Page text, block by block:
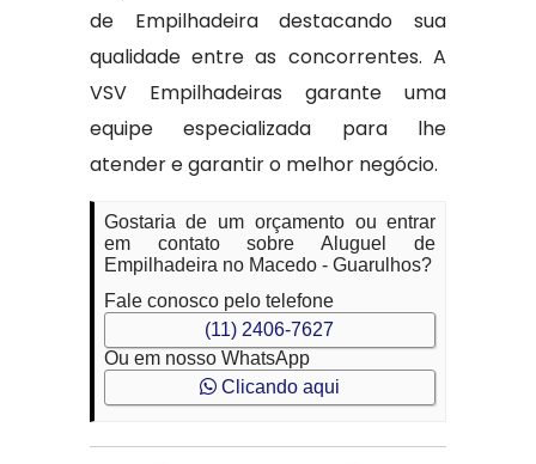
de Empilhadeira destacando sua
qualidade entre as concorrentes. A
VSV Empilhadeiras garante uma
equipe especializada para lhe
atender e garantir o melhor negócio.
Gostaria de um orçamento ou entrar
em contato sobre Aluguel de
Empilhadeira no Macedo - Guarulhos?
Fale conosco pelo telefone
(11) 2406-7627
Ou em nosso WhatsApp
Clicando aqui